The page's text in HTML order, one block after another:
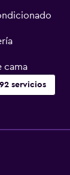
cama
servicios